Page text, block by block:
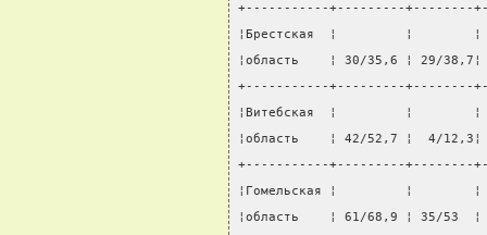
+-----------+---------+--------
¦Брестская  ¦         ¦
¦область    ¦ 30/35,6 ¦ 29/
+-----------+---------+--------
¦Витебская  ¦         ¦
¦область    ¦ 42/52,7 ¦  4/
+-----------+---------+--------
¦Гомельская ¦         ¦
¦область    ¦ 61/68,9 ¦ 35/